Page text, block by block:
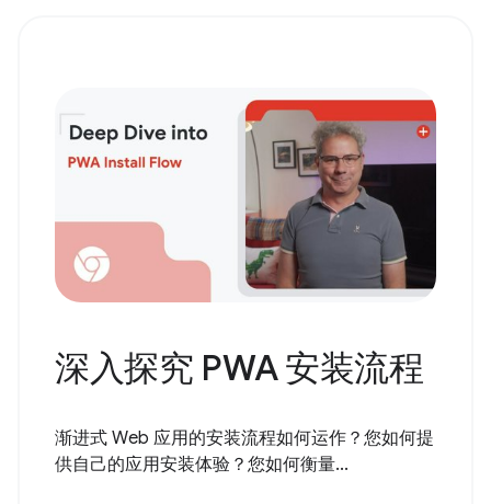
深入探究 PWA 安装流程
渐进式 Web 应用的安装流程如何运作？您如何提
供自己的应用安装体验？您如何衡量...